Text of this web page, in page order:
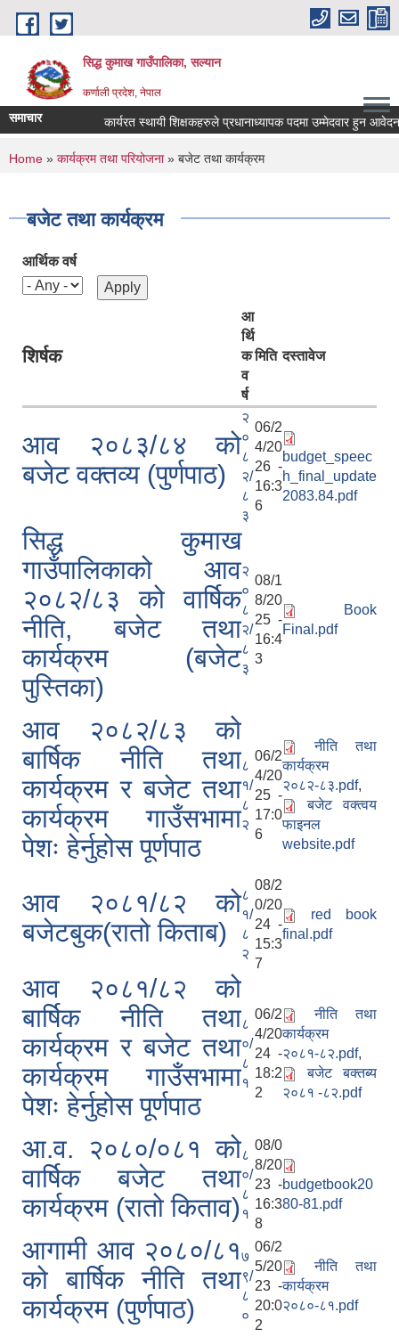
Skip to main content
सिद्ध कुमाख गाउँपालिका, सल्यान
कर्णाली प्रदेश, नेपाल
समाचार कार्यरत स्थायी शिक्षकहरुले प्रधानाध्यापक पदमा उम्मेदवार हुन आवेदन
You are here
Home » कार्यक्रम तथा परियोजना» बजेट तथा कार्यक्रम
बजेट तथा कार्यक्रम
आर्थिक वर्ष
शिर्षक
आ
र्थि
क
व
र्ष
मिति दस्तावेज
आव २०८३/८४ को
बजेट वक्तव्य (पुर्णपाठ)
२
०
८
२/
८
३
06/2
4/20
26 -
16:3
6
budget_speec
h_final_update
2083.84.pdf
सिद्ध कुमाख
गाउँपालिकाको आव
२०८२/८३ को वार्षिक
नीति, बजेट तथा
कार्यक्रम (बजेट
पुस्तिका)
२
०
८
२/
८
३
08/1
8/20
25 -
16:4
3
Book
Final.pdf
आव २०८२/८३ को
बार्षिक नीति तथा
कार्यक्रम र बजेट तथा
कार्यक्रम गाउँसभामा
पेशः हेर्नुहोस पूर्णपाठ
८
१/
८
२
06/2
4/20
25 -
17:0
6
नीति तथा
कार्यक्रम
२०८२-८३.pdf,
बजेट वक्त्वय
फाइनल
website.pdf
आव २०८१/८२ को
बजेटबुक(रातो किताब)
८
१/
८
२
08/2
0/20
24 -
15:3
7
red book
final.pdf
आव २०८१/८२ को
बार्षिक नीति तथा
कार्यक्रम र बजेट तथा
कार्यक्रम गाउँसभामा
पेशः हेर्नुहोस पूर्णपाठ
८
०/
८
१
06/2
4/20
24 -
18:2
2
नीति तथा
कार्यक्रम
२०८१-८२.pdf,
बजेट बक्तब्य
२०८१ -८२.pdf
आ.व. २०८०/०८१ को
वार्षिक बजेट तथा
कार्यक्रम (रातो किताव)
८
०/
८
१
08/0
8/20
23 -
16:3
8
budgetbook20
80-81.pdf
आगामी आव २०८०/८१
को बार्षिक नीति तथा
कार्यक्रम (पुर्णपाठ)
७
९/
८
०
06/2
5/20
23 -
20:0
2
नीति तथा
कार्यक्रम
२०८०-८१.pdf